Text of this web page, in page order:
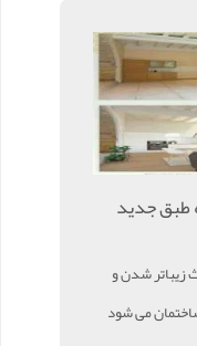
طبق جدید
زیباتر شدن و
می شود